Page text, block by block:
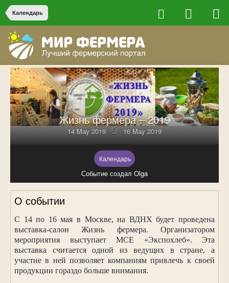
Календарь
Жизнь фермера – 2019
14 May 2019 16 May 2019
Календарь
Событие создал Olga
О событии
С 14 по 16 мая в Москве, на ВДНХ будет проведена
выставка-салон Жизнь фермера. Организатором
мероприятия выступает МСЕ «Экспохлеб». Эта
выставка считается одной из ведущих в стране, а
участие в ней позволяет компаниям привлечь к своей
продукции гораздо больше внимания.